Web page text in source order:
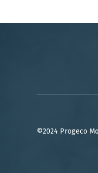
©2024 Progeco